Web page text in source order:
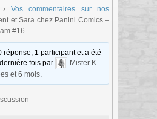
›
Vos commentaires sur nos
et Sara chez Panini Comics –
#16
réponse, 1 participant et a été
fois par
Mister K-
et 6 mois.